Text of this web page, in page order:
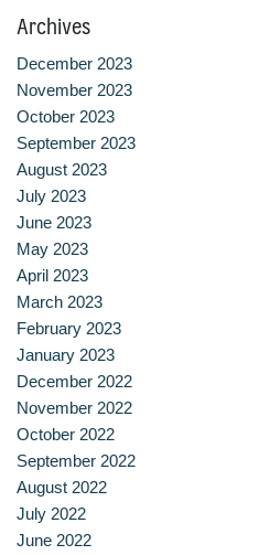
สาขาวิชาการกำหนดและการประกอบ
สาขาวิชาคหกรรมศาสตร์
สาขาวิชาอุตสาหกรรมการประกอบอ
สาขาวิชาเทคโนโลยีการประกอบอาห
สาขาวิชาเทคโนโลยีการแปรรูปอาหาร
สาขาวิชาเทคโนโลยีอาหาร
สาขาวิชาโภชนาการและการประกอบ
สาขาวิชาโภชนาการและการประกอ
สมรรถภาพและการชะลอวัย
หน้าแรก
หลักสูตรอบรมฟรี (Reskill Upskill)
Archives
December 2023
November 2023
October 2023
September 2023
August 2023
July 2023
June 2023
May 2023
April 2023
March 2023
February 2023
January 2023
December 2022
November 2022
October 2022
September 2022
August 2022
July 2022
June 2022